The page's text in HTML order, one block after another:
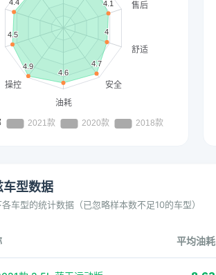
车型数据
车型的统计数据（已忽略样本数不足10的车型）
平均油耗